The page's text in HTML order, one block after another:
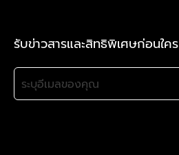
รับข่าวสารและสิทธิพิเศษก่อนใคร